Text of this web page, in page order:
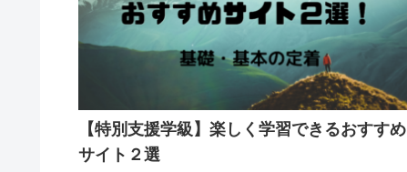
【特別支援学級】楽しく学習できるおすすめ
サイト２選